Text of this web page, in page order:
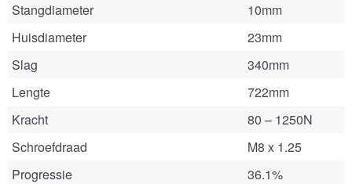
Stangdiameter
10mm
Huisdiameter
23mm
Slag
340mm
Lengte
722mm
Kracht
80 – 1250N
Schroefdraad
M8 x 1.25
Progressie
36.1%